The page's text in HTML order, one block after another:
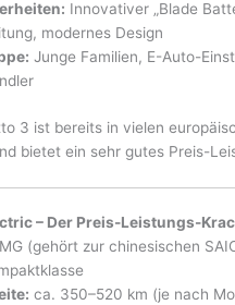
Innovativer „Blade
modernes Design
Junge Familien, E-Auto-
3 ist bereits in vielen
bietet ein sehr gutes Preis-
– Der Preis-Leistungs-
MG (gehört zur chinesischen
ca. 350–520 km (je nach